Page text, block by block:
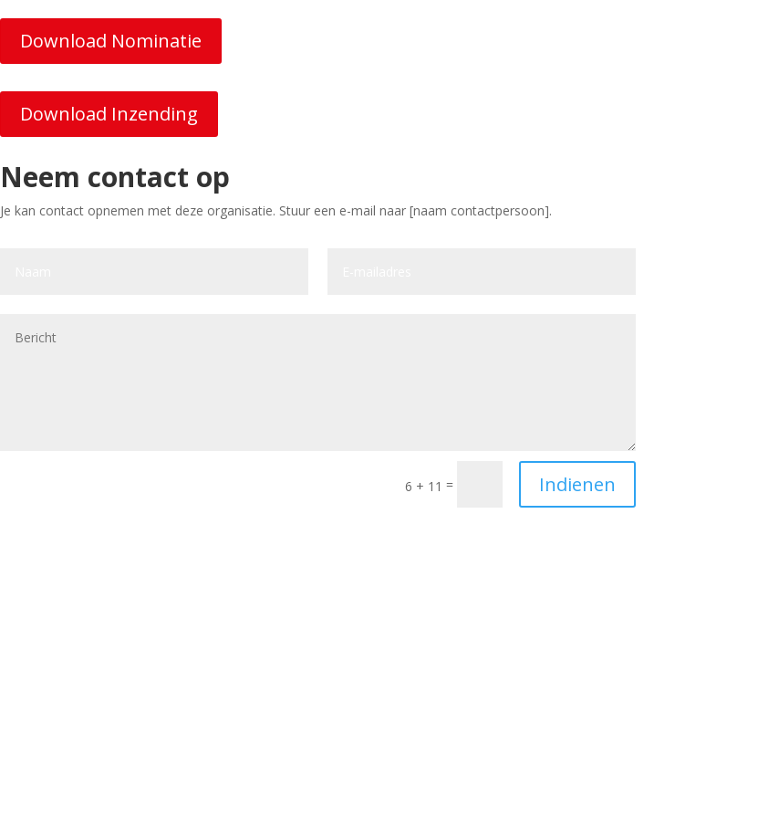
Download Nominatie
Download Inzending
Neem contact op
Je kan contact opnemen met deze organisatie. Stuur een e-mail naar [naam contactpersoon].
6 + 11 = Indienen